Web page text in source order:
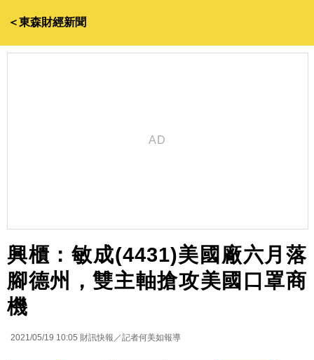
＜東森財經新聞
興櫃：敏成(4431)美國廠六月落
腳德州，雙主軸搶攻美國口罩商
機
2021/05/19 10:05 財訊快報／記者何美如報導